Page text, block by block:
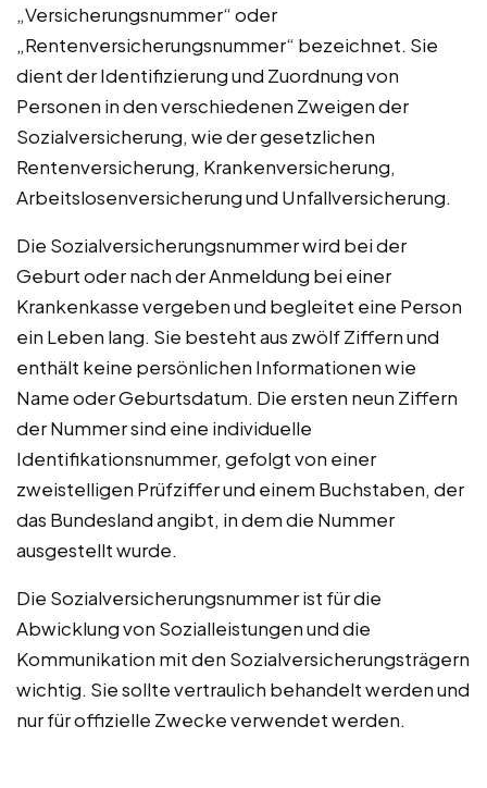
„Versicherungsnummer“ oder
„Rentenversicherungsnummer“ bezeichnet. Sie
dient der Identifizierung und Zuordnung von
Personen in den verschiedenen Zweigen der
Sozialversicherung, wie der gesetzlichen
Rentenversicherung, Krankenversicherung,
Arbeitslosenversicherung und Unfallversicherung.
Die Sozialversicherungsnummer wird bei der
Geburt oder nach der Anmeldung bei einer
Krankenkasse vergeben und begleitet eine Person
ein Leben lang. Sie besteht aus zwölf Ziffern und
enthält keine persönlichen Informationen wie
Name oder Geburtsdatum. Die ersten neun Ziffern
der Nummer sind eine individuelle
Identifikationsnummer, gefolgt von einer
zweistelligen Prüfziffer und einem Buchstaben, der
das Bundesland angibt, in dem die Nummer
ausgestellt wurde.
Die Sozialversicherungsnummer ist für die
Abwicklung von Sozialleistungen und die
Kommunikation mit den Sozialversicherungsträgern
wichtig. Sie sollte vertraulich behandelt werden und
nur für offizielle Zwecke verwendet werden.